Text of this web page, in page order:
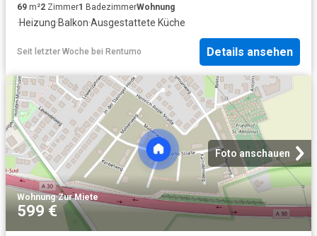
69 m²2 Zimmer1 BadezimmerWohnung
·Heizung·Balkon·Ausgestattete Küche
Seit letzter Woche bei Rentumo Details ansehen
Foto anschauen
Wohnung·Zur Miete
599 €